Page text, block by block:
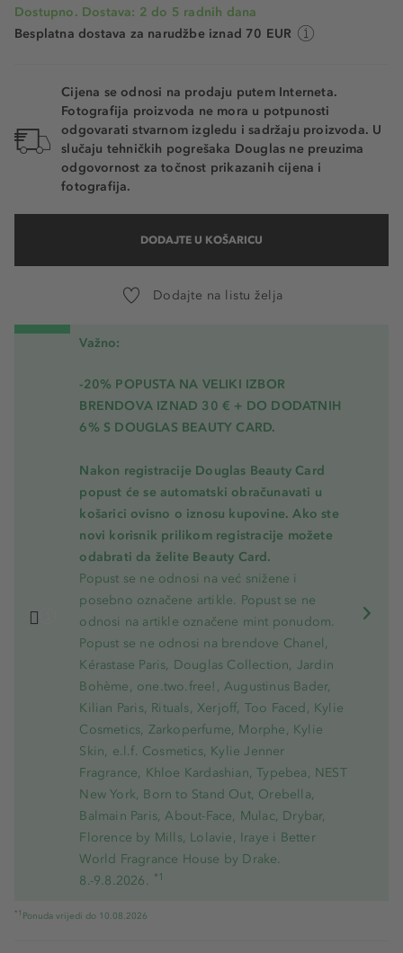
Dostupno. Dostava: 2 do 5 radnih dana
Besplatna dostava za narudžbe iznad 70 EUR
Cijena se odnosi na prodaju putem Interneta.
Fotografija proizvoda ne mora u potpunosti
odgovarati stvarnom izgledu i sadržaju proizvoda. U
slučaju tehničkih pogrešaka Douglas ne preuzima
odgovornost za točnost prikazanih cijena i
fotografija.
DODAJTE U KOŠARICU
Dodajte na listu želja
Važno:
-20% POPUSTA NA VELIKI IZBOR
BRENDOVA IZNAD 30 € + DO DODATNIH
6% S DOUGLAS BEAUTY CARD.
Nakon registracije Douglas Beauty Card
popust će se automatski obračunavati u
košarici ovisno o iznosu kupovine. Ako ste
novi korisnik prilikom registracije možete
odabrati da želite Beauty Card.
Popust se ne odnosi na već snižene i
posebno označene artikle. Popust se ne
odnosi na artikle označene mint ponudom.
Popust se ne odnosi na brendove Chanel,
Kérastase Paris, Douglas Collection, Jardin
Bohème, one.two.free!, Augustinus Bader,
Kilian Paris, Rituals, Xerjoff, Too Faced, Kylie
Cosmetics, Zarkoperfume, Morphe, Kylie
Skin, e.l.f. Cosmetics, Kylie Jenner
Fragrance, Khloe Kardashian, Typebea, NEST
New York, Born to Stand Out, Orebella,
Balmain Paris, About-Face, Mulac, Drybar,
Florence by Mills, Lolavie, Iraye i Better
World Fragrance House by Drake.
8.-9.8.2026. *1
*1 Ponuda vrijedi do 10.08.2026